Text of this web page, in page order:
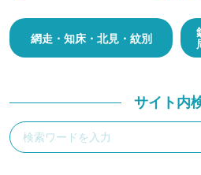
網走・知床・北見・紋別
サイト内